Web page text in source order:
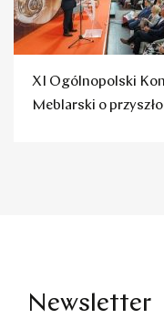
XI Ogólnopolski
Meblarski o
Newsletter